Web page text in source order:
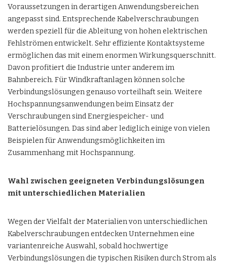
Voraussetzungen in derartigen Anwendungsbereichen
angepasst sind. Entsprechende Kabelverschraubungen
werden speziell für die Ableitung von hohen elektrischen
Fehlströmen entwickelt. Sehr effiziente Kontaktsysteme
ermöglichen das mit einem enormen Wirkungsquerschnitt.
Davon profitiert die Industrie unter anderem im
Bahnbereich. Für Windkraftanlagen können solche
Verbindungslösungen genauso vorteilhaft sein. Weitere
Hochspannungsanwendungen beim Einsatz der
Verschraubungen sind Energiespeicher- und
Batterielösungen. Das sind aber lediglich einige von vielen
Beispielen für Anwendungsmöglichkeiten im
Zusammenhang mit Hochspannung.
Wahl zwischen geeigneten Verbindungslösungen
mit unterschiedlichen Materialien
Wegen der Vielfalt der Materialien von unterschiedlichen
Kabelverschraubungen entdecken Unternehmen eine
variantenreiche Auswahl, sobald hochwertige
Verbindungslösungen die typischenRisiken durch Strom als